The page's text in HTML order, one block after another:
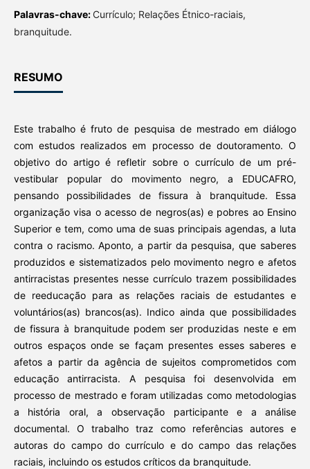
Palavras-chave: Currículo; Relações Étnico-raciais,
branquitude.
RESUMO
Este trabalho é fruto de pesquisa de mestrado em diálogo
com estudos realizados em processo de doutoramento. O
objetivo do artigo é refletir sobre o currículo de um pré-
vestibular popular do movimento negro, a EDUCAFRO,
pensando possibilidades de fissura à branquitude. Essa
organização visa o acesso de negros(as) e pobres ao Ensino
Superior e tem, como uma de suas principais agendas, a luta
contra o racismo. Aponto, a partir da pesquisa, que saberes
produzidos e sistematizados pelo movimento negro e afetos
antirracistas presentes nesse currículo trazem possibilidades
de reeducação para as relações raciais de estudantes e
voluntários(as) brancos(as). Indico ainda que possibilidades
de fissura à branquitude podem ser produzidas neste e em
outros espaços onde se façam presentes esses saberes e
afetos a partir da agência de sujeitos comprometidos com
educação antirracista. A pesquisa foi desenvolvida em
processo de mestrado e foram utilizadas como metodologias
a história oral, a observação participante e a análise
documental. O trabalho traz como referências autores e
autoras do campo do currículo e do campo das relações
raciais, incluindo os estudos críticos da branquitude.